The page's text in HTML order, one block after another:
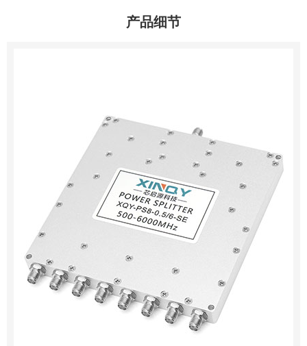
0755-23345158
产品细节